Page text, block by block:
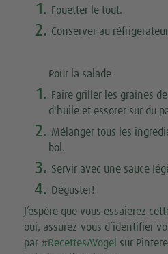
1. Fouetter le tout.
2. Conserver au
Pour la salade
1.
Faire griller les graines
d'huile et essorer sur du
2. Mélanger tous les
bol.
3. Servir avec une sauce
4. Déguster!
J’espère que vous essaierez
oui, assurez-vous d’identifier
par #RecettesAVogel sur